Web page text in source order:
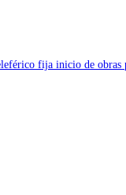
fija inicio de obras